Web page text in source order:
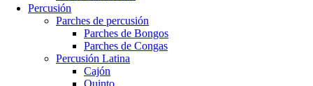
Percusión
Parches de percusión
Parches de Bongos
Parches de Congas
Percusión Latina
Cajón
Quinto